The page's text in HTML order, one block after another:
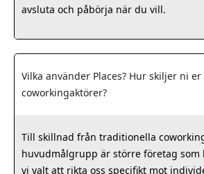
avsluta och påbörja när du vill.
Vilka använder Places? Hur skiljer ni
coworkingaktörer?
Till skillnad från traditionella
huvudmålgrupp är större företag som
vi valt att rikta oss specifikt mot